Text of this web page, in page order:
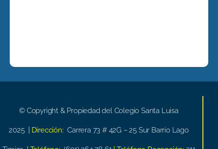
© Copyright & Propiedad del Colegio Santa Luisa
2025 | Dirección: Carrera 73 # 42G – 25 Sur Barrio Lago